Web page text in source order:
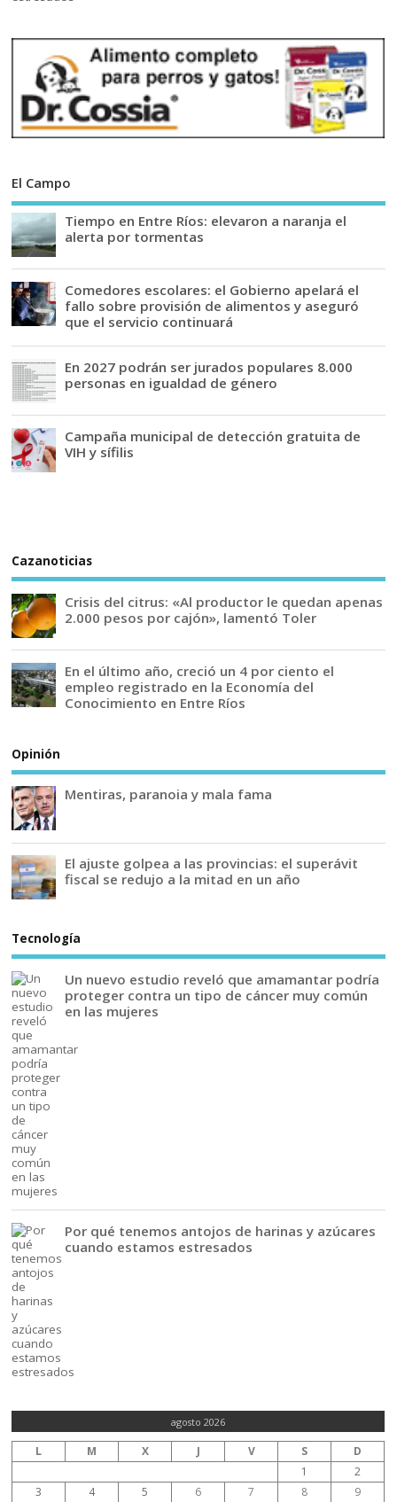
El Campo
Tiempo en Entre Ríos: elevaron a naranja el
alerta por tormentas
Comedores escolares: el Gobierno apelará el
fallo sobre provisión de alimentos y aseguró
que el servicio continuará
En 2027 podrán ser jurados populares 8.000
personas en igualdad de género
Campaña municipal de detección gratuita de
VIH y sífilis
Cazanoticias
Crisis del citrus: «Al productor le quedan apenas
2.000 pesos por cajón», lamentó Toler
En el último año, creció un 4 por ciento el
empleo registrado en la Economía del
Conocimiento en Entre Ríos
Opinión
Mentiras, paranoia y mala fama
El ajuste golpea a las provincias: el superávit
fiscal se redujo a la mitad en un año
Tecnología
Un nuevo estudio reveló que amamantar podría
proteger contra un tipo de cáncer muy común
en las mujeres
Por qué tenemos antojos de harinas y azúcares
cuando estamos estresados
agosto 2026
L M X J V S
D
1
2
3
4 5 6 7 8 9